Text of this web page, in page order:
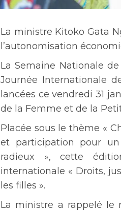
La ministre Kitoko Gata
l’autonomisation
La Semaine Nationale
Journée Internationale
lancées ce vendredi 31
de la Femme et de la
Placée sous le thème «
et participation pour
radieux », cette
internationale « Droits,
les filles ».
La ministre a rappelé le